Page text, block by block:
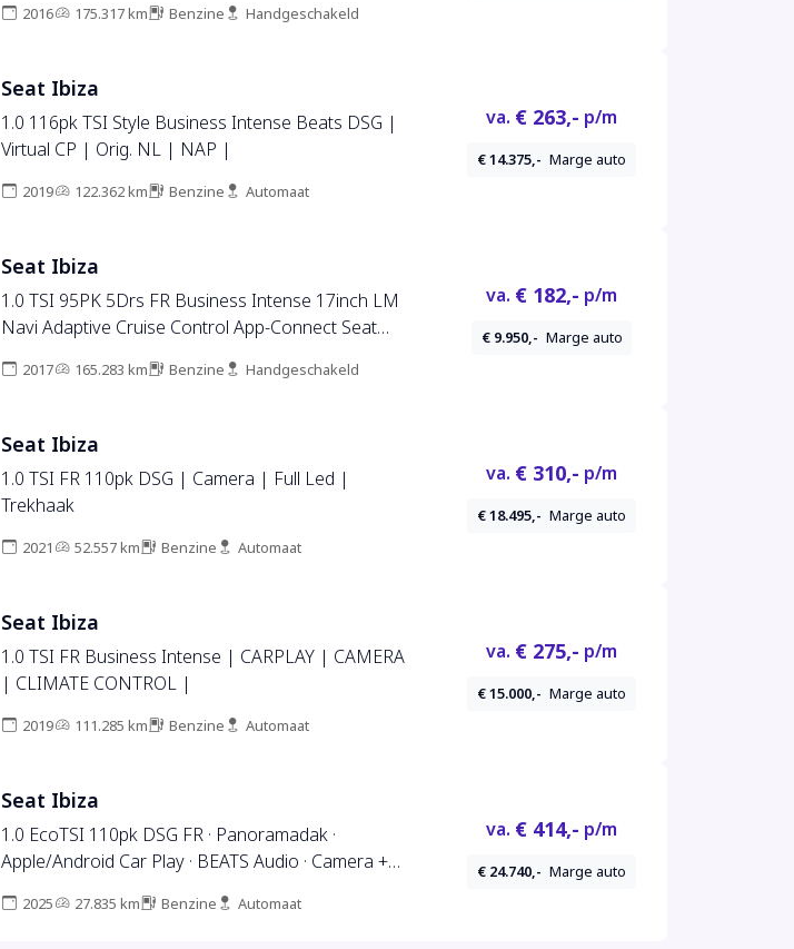
2016 175.317 km Benzine Handgeschakeld
Seat Ibiza
1.0 116pk TSI Style Business Intense Beats DSG |
Virtual CP | Orig. NL | NAP |
2019 122.362 km Benzine Automaat
va. € 263,- p/m
€ 14.375,- Marge auto
Seat Ibiza
1.0 TSI 95PK 5Drs FR Business Intense 17inch LM
Navi Adaptive Cruise Control App-Connect Seat
2017 165.283 km Benzine Handgeschakeld
va. € 182,- p/m
€ 9.950,- Marge auto
Seat Ibiza
1.0 TSI FR 110pk DSG | Camera | Full Led |
Trekhaak
2021 52.557 km Benzine Automaat
va. € 310,- p/m
€ 18.495,- Marge auto
Seat Ibiza
1.0 TSI FR Business Intense | CARPLAY | CAMERA
| CLIMATE CONTROL |
2019 111.285 km Benzine Automaat
va. € 275,- p/m
€ 15.000,- Marge auto
Seat Ibiza
1.0 EcoTSI 110pk DSG FR · Panoramadak ·
Apple/Android Car Play · BEATS Audio · Camera +
04-03-2027
2025 27.835 km Benzine Automaat
va. € 414,- p/m
€ 24.740,- Marge auto